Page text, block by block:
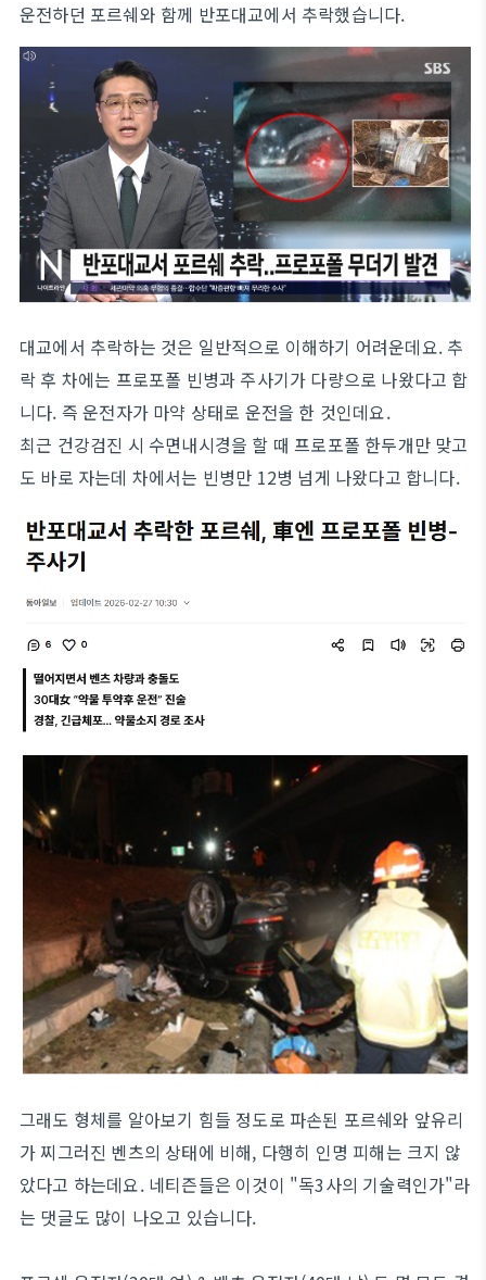
운전하던 포르쉐와 함께 반포대교에서 추락했습니다.
대교에서 추락하는 것은 일반적으로 이해하기 어려운데요. 추
락 후 차에는 프로포폴 빈병과 주사기가 다량으로 나왔다고 합
니다. 즉 운전자가 마약 상태로 운전을 한 것인데요.
최근 건강검진 시 수면내시경을 할 때 프로포폴 한두개만 맞고
도 바로 자는데 차에서는 빈병만 12병 넘게 나왔다고 합니다.
그래도 형체를 알아보기 힘들 정도로 파손된 포르쉐와 앞유리
가 찌그러진 벤츠의 상태에 비해, 다행히 인명 피해는 크지 않
았다고 하는데요. 네티즌들은 이것이 "독3사의 기술력인가"라
는 댓글도 많이 나오고 있습니다.